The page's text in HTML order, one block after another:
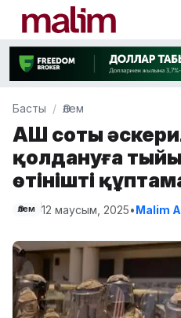
Басты Әлем
АҚШ соты
қолдануға
өтінішті
Әлем 12 маусым, 2025•Malim